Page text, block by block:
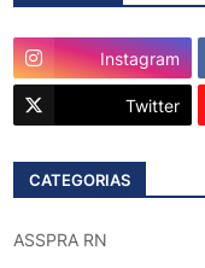
Instagram
Twitter
CATEGORIAS
ASSPRA RN